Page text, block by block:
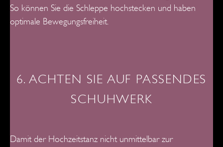
So können Sie die Schleppe hochstecken und haben
optimale Bewegungsfreiheit.
6. ACHTEN SIE AUF PASSENDES
SCHUHWERK
Damit der Hochzeitstanz nicht unmittelbar zur